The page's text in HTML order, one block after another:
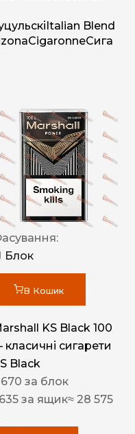
Italian Blend
CigaronneСига
Блок
В Кошик
KS Black 100
сигарети
Black
670 за блок
635 за ящик≈ 28 575